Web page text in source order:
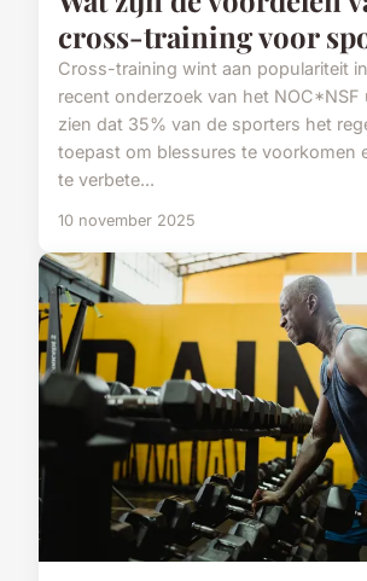
cross-training voor
Cross-training wint aan populariteit
recent onderzoek van het NOC*NSF
zien dat 35% van de sporters het
toepast om blessures te voorkomen
te verbete...
10 november 2025